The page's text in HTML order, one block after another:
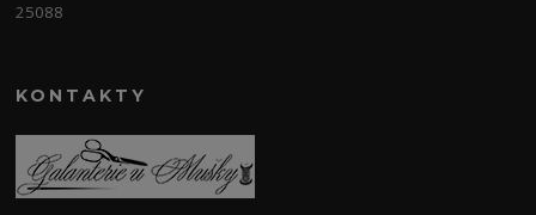
25088
KONTAKTY